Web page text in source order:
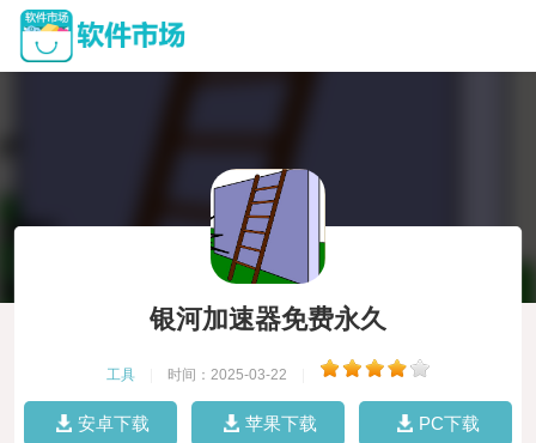
银河加速器免费永久
工具 时间：2025-03-22
安卓下载 苹果下载 PC下载